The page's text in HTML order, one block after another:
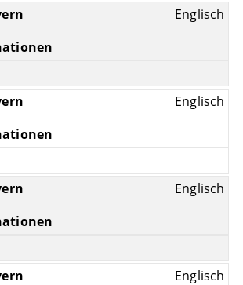
Englisch
Englisch
Englisch
Englisch